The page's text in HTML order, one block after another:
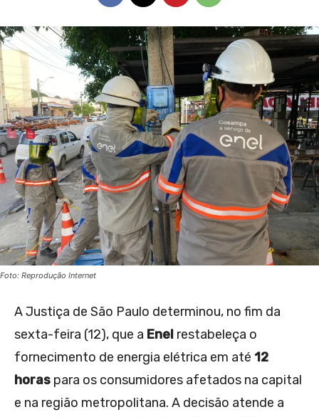
Foto: Reprodução Internet
A Justiça de São Paulo determinou, no fim da
sexta-feira (12), que a Enel restabeleça o
fornecimento de energia elétrica em até 12
horas para os consumidores afetados na capital
e na região metropolitana. A decisão atende a